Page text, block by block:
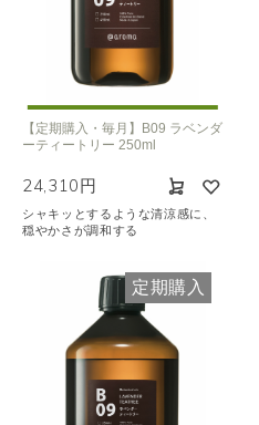
【定期購入・毎月】B09 ラベンダ
ーティートリー 250ml
24,310円
シャキッとするような清涼感に、
穏やかさが調和する
定期購入